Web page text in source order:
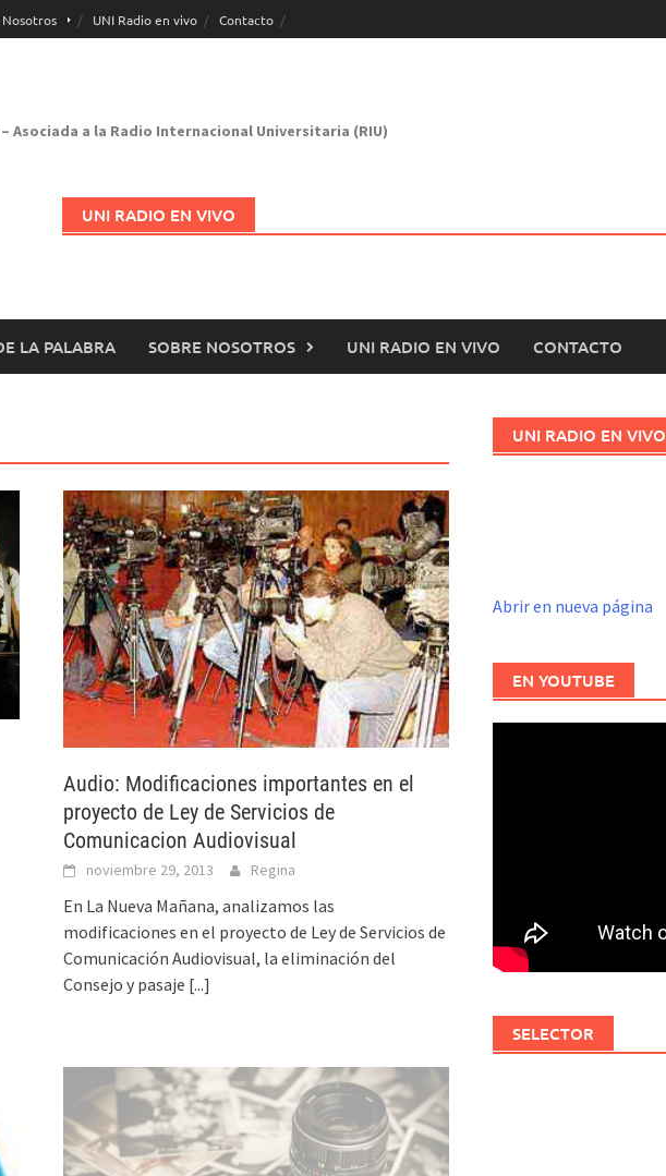
UNI Radio en vivo Contacto
Asociada a la Radio Internacional Universitaria (RIU)
UNI RADIO EN VIVO
LA PALABRA SOBRE NOSOTROS UNI RADIO EN VIVO CONTACTO
Audio: Modificaciones importantes en el
proyecto de Ley de Servicios de
Comunicacion Audiovisual
noviembre 29, 2013 Regina
En La Nueva Mañana, analizamos las
modificaciones en el proyecto de Ley de Servicios de
Comunicación Audiovisual, la eliminación del
Consejo y pasaje [...]
UNI RADIO EN VIVO
Abrir en nueva página
EN YOUTUBE
SELECTOR